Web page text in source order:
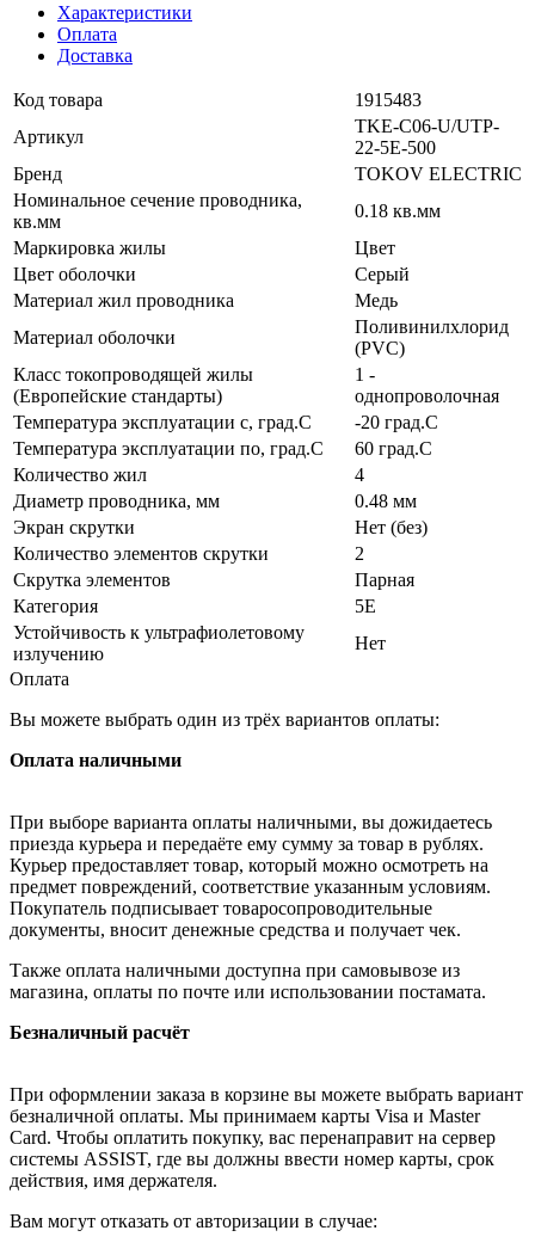
Характеристики
Оплата
Доставка
Код товара
1915483
Артикул
TKE-C06-U/UTP-
22-5E-500
Бренд
TOKOV ELECTRIC
Номинальное сечение проводника,
кв.мм
0.18 кв.мм
Маркировка жилы
Цвет
Цвет оболочки
Серый
Материал жил проводника
Медь
Материал оболочки
Поливинилхлорид
(PVC)
Класс токопроводящей жилы
(Европейские стандарты)
1 -
однопроволочная
Температура эксплуатации с, град.C
-20 град.C
Температура эксплуатации по, град.C
60 град.C
Количество жил
4
Диаметр проводника, мм
0.48 мм
Экран скрутки
Нет (без)
Количество элементов скрутки
2
Скрутка элементов
Парная
Категория
5E
Устойчивость к ультрафиолетовому
излучению
Нет
Оплата
Вы можете выбрать один из трёх вариантов оплаты:
Оплата наличными
При выборе варианта оплаты наличными, вы дожидаетесь
приезда курьера и передаёте ему сумму за товар в рублях.
Курьер предоставляет товар, который можно осмотреть на
предмет повреждений, соответствие указанным условиям.
Покупатель подписывает товаросопроводительные
документы, вносит денежные средства и получает чек.
Также оплата наличными доступна при самовывозе из
магазина, оплаты по почте или использовании постамата.
Безналичный расчёт
При оформлении заказа в корзине вы можете выбрать вариант
безналичной оплаты. Мы принимаем карты Visa и Master
Card. Чтобы оплатить покупку, вас перенаправит на сервер
системы ASSIST, где вы должны ввести номер карты, срок
действия, имя держателя.
Вам могут отказать от авторизации в случае: